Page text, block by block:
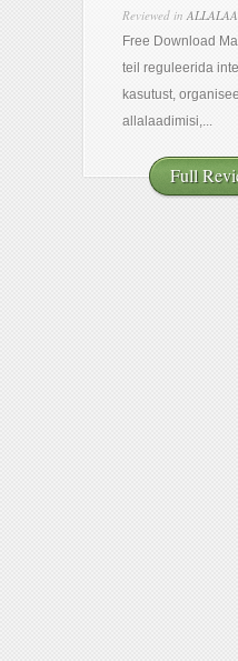
Reviewed in
Free Download
teil reguleerida
kasutust,
allalaadimisi,...
Full